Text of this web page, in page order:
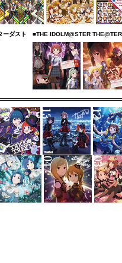
ーダスト ■THE IDOLM@STER